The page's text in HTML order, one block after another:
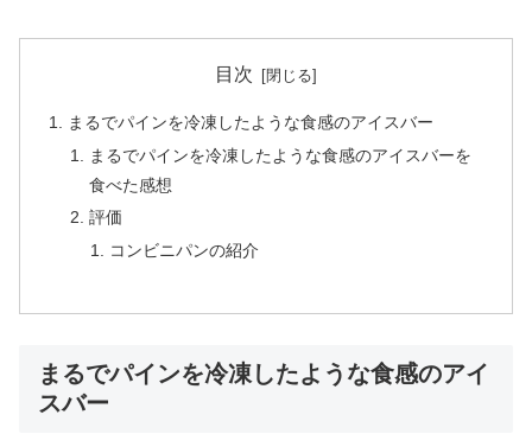
目次
まるでパインを冷凍したような食感のアイスバー
まるでパインを冷凍したような食感のアイスバーを
食べた感想
評価
コンビニパンの紹介
まるでパインを冷凍したような食感のアイ
スバー